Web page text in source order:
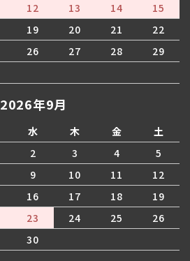
12 13 14
15
19 20 21
22
26 27 28
29
2026年9月
水 木 金
土
2 3 4
5
9 10 11
12
16 17 18
19
23 24 25
26
30